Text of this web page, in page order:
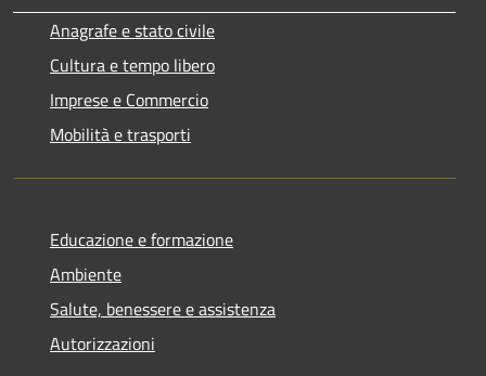
Anagrafe e stato civile
Cultura e tempo libero
Imprese e Commercio
Mobilità e trasporti
Educazione e formazione
Ambiente
Salute, benessere e assistenza
Autorizzazioni